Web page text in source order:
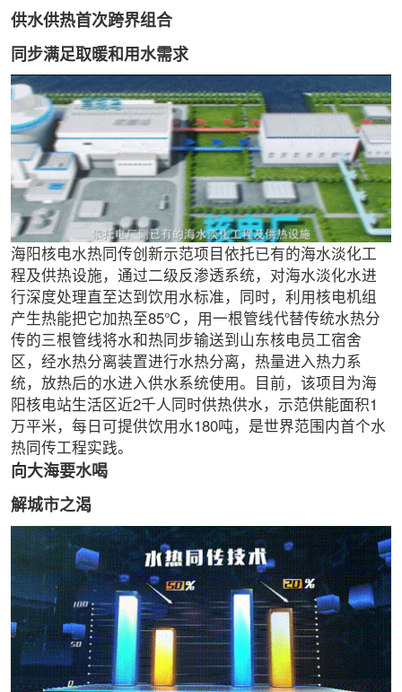
供水供热首次跨界组合
同步满足取暖和用水需求
海阳核电水热同传创新示范项目依托已有的海水淡化工
程及供热设施，通过二级反渗透系统，对海水淡化水进
行深度处理直至达到饮用水标准，同时，利用核电机组
产生热能把它加热至85℃，用一根管线代替传统水热分
传的三根管线将水和热同步输送到山东核电员工宿舍
区，经水热分离装置进行水热分离，热量进入热力系
统，放热后的水进入供水系统使用。目前，该项目为海
阳核电站生活区近2千人同时供热供水，示范供能面积1
万平米，每日可提供饮用水180吨，是世界范围内首个水
热同传工程实践。
向大海要水喝
解城市之渴